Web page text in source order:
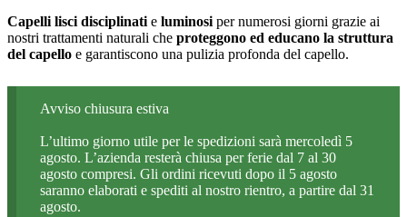
Capelli lisci disciplinati e luminosi per numerosi giorni grazie ai
nostri trattamenti naturali che proteggono ed educano la struttura
del capello e garantiscono una pulizia profonda del capello.
Avviso chiusura estiva
L’ultimo giorno utile per le spedizioni sarà mercoledì 5
agosto. L’azienda resterà chiusa per ferie dal 7 al 30
agosto compresi. Gli ordini ricevuti dopo il 5 agosto
saranno elaborati e spediti al nostro rientro, a partire dal 31
agosto.